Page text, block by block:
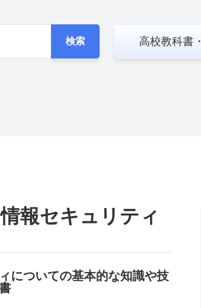
検索 高校教科書・
報セキュリティ
についての基本的な知識や技